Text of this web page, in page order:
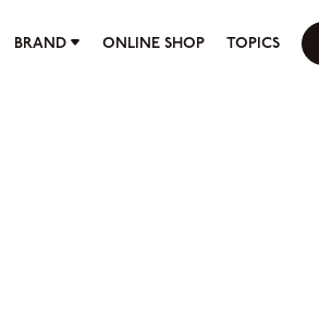
BRAND ONLINE SHOP TOPICS